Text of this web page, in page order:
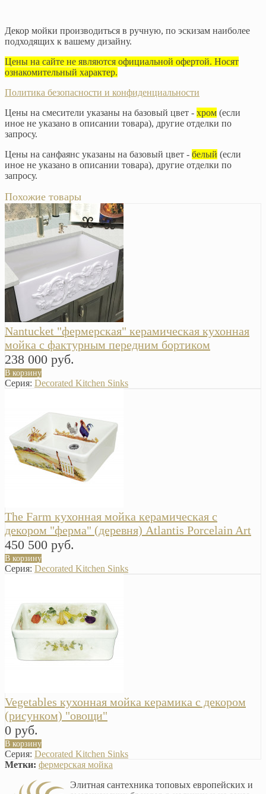
Декор мойки производиться в ручную, по эскизам наиболее
подходящих к вашему дизайну.
Цены на сайте не являются официальной офертой. Носят
ознакомительный характер.
Политика безопасности и конфиденциальности
Цены на смесители указаны на базовый цвет - хром (если
иное не указано в описании товара), другие отделки по
запросу.
Цены на санфаянс указаны на базовый цвет - белый (если
иное не указано в описании товара), другие отделки по
запросу.
Похожие товары
Nantucket "фермерская" керамическая кухонная
мойка с фактурным передним бортиком
238 000 руб.
В корзину
Серия: Decorated Kitchen Sinks
The Farm кухонная мойка керамическая с
декором "ферма" (деревня) Atlantis Porcelain Art
450 500 руб.
В корзину
Серия: Decorated Kitchen Sinks
Vegetables кухонная мойка керамика с декором
(рисунком) "овощи"
0 руб.
В корзину
Серия: Decorated Kitchen Sinks
Метки: фермерская мойка
Элитная сантехника топовых европейских и